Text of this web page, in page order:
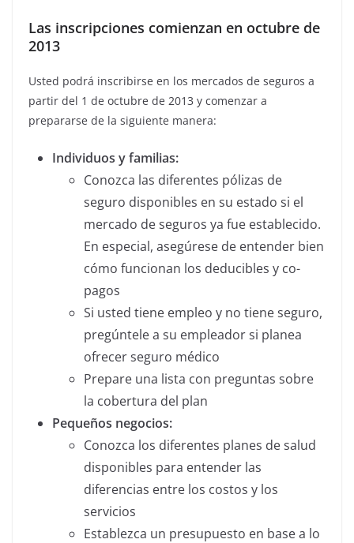
Las inscripciones comienzan en octubre de
2013
Usted podrá inscribirse en los mercados de seguros a
partir del 1 de octubre de 2013 y comenzar a
prepararse de la siguiente manera:
Individuos y familias:
Conozca las diferentes pólizas de
seguro disponibles en su estado si el
mercado de seguros ya fue establecido.
En especial, asegúrese de entender bien
cómo funcionan los deducibles y co-
pagos
Si usted tiene empleo y no tiene seguro,
pregúntele a su empleador si planea
ofrecer seguro médico
Prepare una lista con preguntas sobre
la cobertura del plan
Pequeños negocios:
Conozca los diferentes planes de salud
disponibles para entender las
diferencias entre los costos y los
servicios
Establezca un presupuesto en base a lo